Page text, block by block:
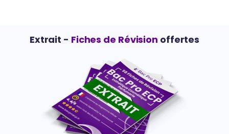
Extrait - Fiches de Révision offertes